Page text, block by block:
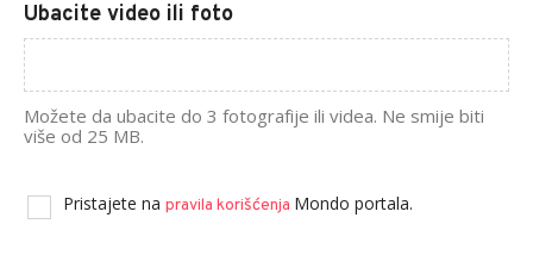
Ubacite video ili foto
Možete da ubacite do 3 fotografije ili videa. Ne smije biti
više od 25 MB.
Pristajete na pravila korišćenja Mondo portala.